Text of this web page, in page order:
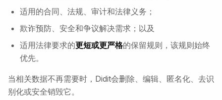
适用的合同、法规、审计和法律义务；
欺诈预防、安全和争议解决需求；以及
适用法律要求的更短或更严格的保留规则，该规则始终
优先。
当相关数据不再需要时，Didit会删除、编辑、匿名化、去识
别化或安全销毁它。